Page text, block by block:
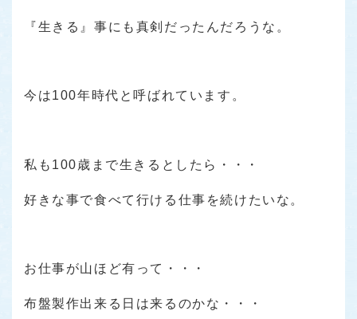
『生きる』事にも真剣だったんだろうな。
今は100年時代と呼ばれています。
私も100歳まで生きるとしたら・・・
好きな事で食べて行ける仕事を続けたいな。
お仕事が山ほど有って・・・
布盤製作出来る日は来るのかな・・・